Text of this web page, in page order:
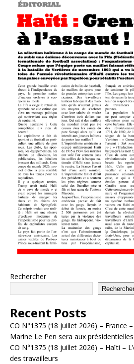
Rechercher
Rechercher
Recent Posts
CO N°1375 (18 juillet 2026) – France
Marine Le Pen sera aux présidentielles
CO N°1375 (18 juillet 2026) – Haïti –
des travailleurs